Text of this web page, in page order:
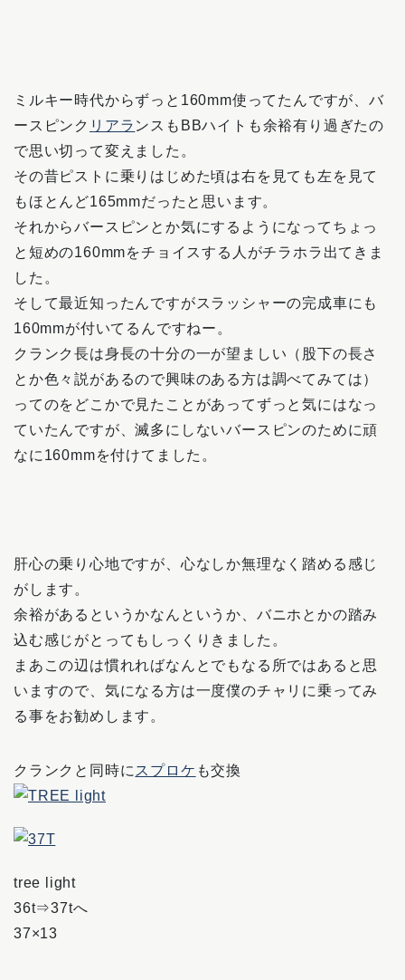
ミルキー時代からずっと160mm使ってたんですが、バ
ースピンク リアラ ンスもBBハイトも余裕有り過ぎたの
で思い切って変えました。
その昔ピストに乗りはじめた頃は右を見ても左を見て
もほとんど165mmだったと思います。
それからバースピンとか気にするようになってちょっ
と短めの160mmをチョイスする人がチラホラ出てきま
した。
そして最近知ったんですがスラッシャーの完成車にも
160mmが付いてるんですねー。
クランク長は身長の十分の一が望ましい（股下の長さ
とか色々説があるので興味のある方は調べてみては）
ってのをどこかで見たことがあってずっと気にはなっ
ていたんですが、滅多にしないバースピンのために頑
なに160mmを付けてました。
肝心の乗り心地ですが、心なしか無理なく踏める感じ
がします。
余裕があるというかなんというか、バニホとかの踏み
込む感じがとってもしっくりきました。
まあこの辺は慣れればなんとでもなる所ではあると思
いますので、気になる方は一度僕のチャリに乗ってみ
る事をお勧めします。
クランクと同時に スプロケ も交換
tree light
36t⇒37tへ
37×13